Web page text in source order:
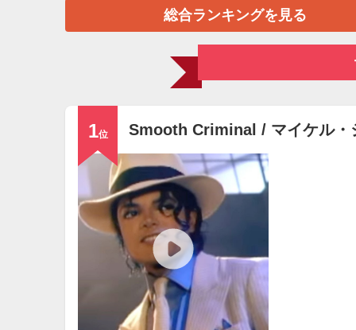
総合ランキングを見る
1位 Smooth Criminal / マイケル